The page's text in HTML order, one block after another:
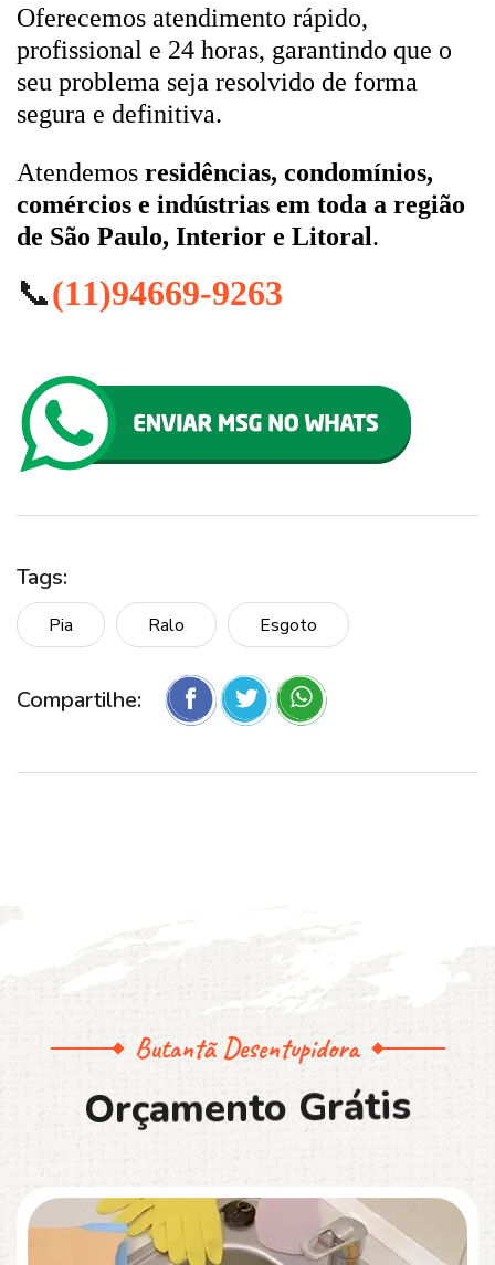
Oferecemos atendimento rápido,
profissional e 24 horas, garantindo que o
seu problema seja resolvido de forma
segura e definitiva.
Atendemos residências, condomínios,
comércios e indústrias em toda a região
de São Paulo, Interior e Litoral.
📞(11)94669-9263
Tags:
Pia Ralo Esgoto
Compartilhe:
Butantã Desentupidora
Orçamento Grátis